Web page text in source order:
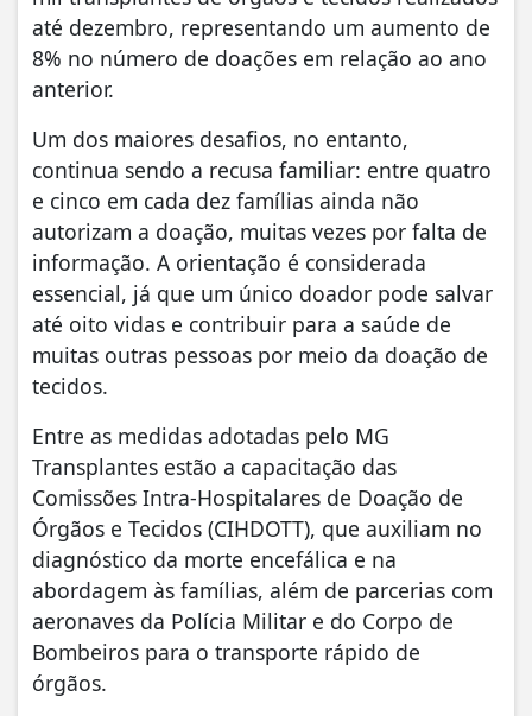
até dezembro, representando um aumento de
8% no número de doações em relação ao ano
anterior.
Um dos maiores desafios, no entanto,
continua sendo a recusa familiar: entre quatro
e cinco em cada dez famílias ainda não
autorizam a doação, muitas vezes por falta de
informação. A orientação é considerada
essencial, já que um único doador pode salvar
até oito vidas e contribuir para a saúde de
muitas outras pessoas por meio da doação de
tecidos.
Entre as medidas adotadas pelo MG
Transplantes estão a capacitação das
Comissões Intra-Hospitalares de Doação de
Órgãos e Tecidos (CIHDOTT), que auxiliam no
diagnóstico da morte encefálica e na
abordagem às famílias, além de parcerias com
aeronaves da Polícia Militar e do Corpo de
Bombeiros para o transporte rápido de
órgãos.